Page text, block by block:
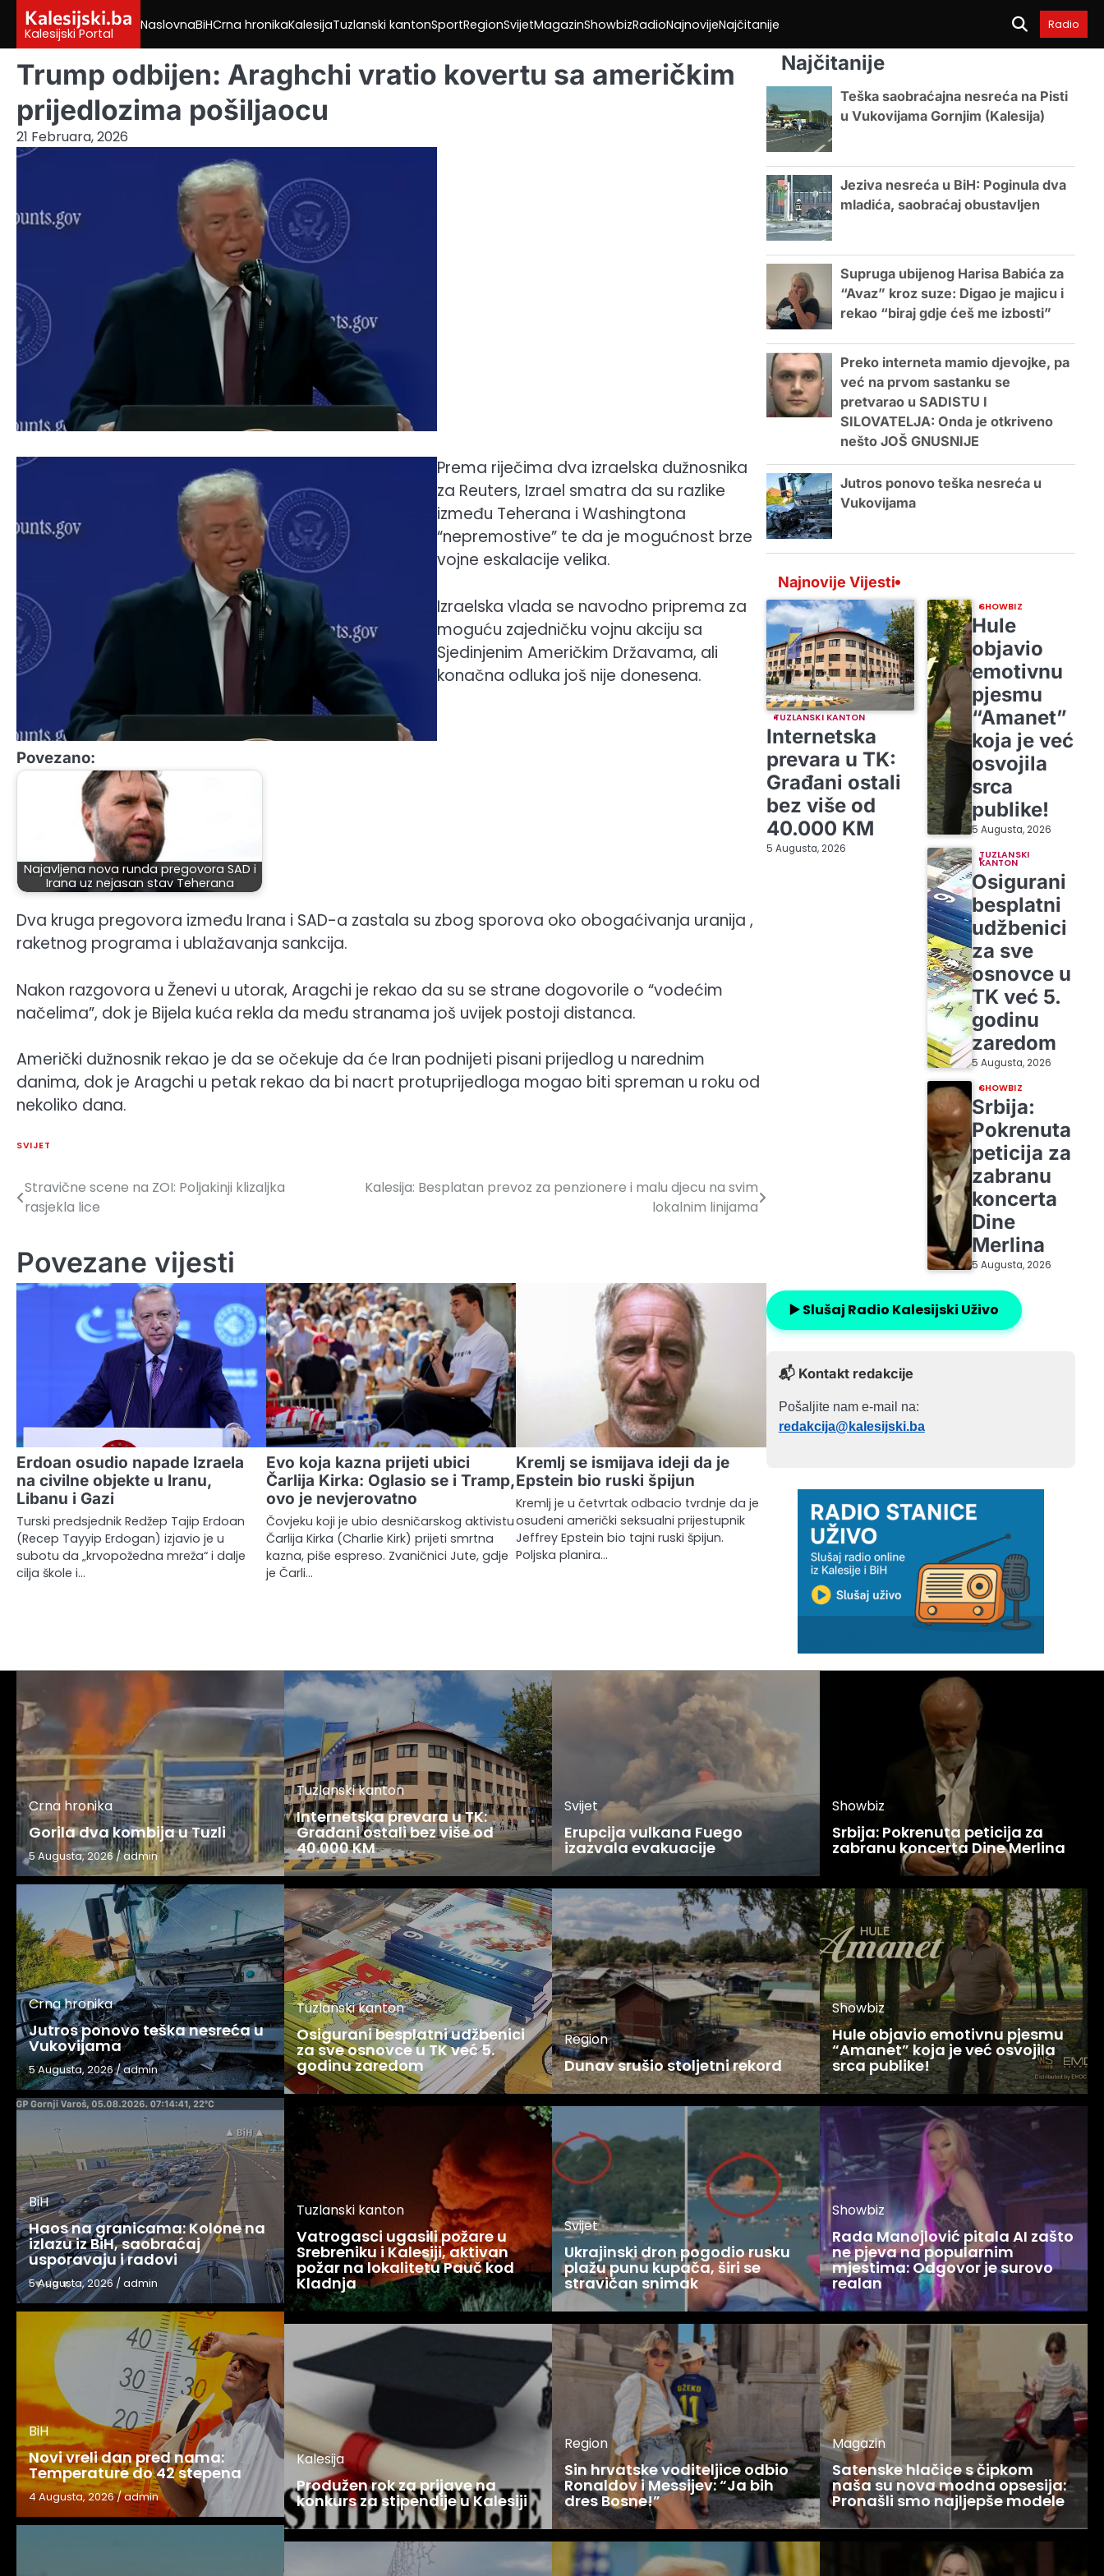
content
Kalesijski.ba
Kalesijski Portal
NaslovnaBiHCrna hronikaKalesijaTuzlanski kantonSportRegionSvijetMagazinShowbizRadioNajnovijeNajčitanije Radio
Trump odbijen: Araghchi vratio kovertu sa američkim
prijedlozima pošiljaocu
21 Februara, 2026
Prema riječima dva izraelska dužnosnika
za Reuters, Izrael smatra da su razlike
između Teherana i Washingtona
“nepremostive” te da je mogućnost brze
vojne eskalacije velika.
Izraelska vlada se navodno priprema za
moguću zajedničku vojnu akciju sa
Sjedinjenim Američkim Državama, ali
konačna odluka još nije donesena.
Povezano:
Najavljena nova runda pregovora SAD i
Irana uz nejasan stav Teherana
Dva kruga pregovora između Irana i SAD-a zastala su zbog sporova oko obogaćivanja uranija ,
raketnog programa i ublažavanja sankcija.
Nakon razgovora u Ženevi u utorak, Aragchi je rekao da su se strane dogovorile o “vodećim
načelima”, dok je Bijela kuća rekla da među stranama još uvijek postoji distanca.
Američki dužnosnik rekao je da se očekuje da će Iran podnijeti pisani prijedlog u narednim
danima, dok je Aragchi u petak rekao da bi nacrt protuprijedloga mogao biti spreman u roku od
nekoliko dana.
SVIJET
Navigacija
članaka
Stravične scene na ZOI: Poljakinji klizaljka
rasjekla lice
Kalesija: Besplatan prevoz za penzionere i malu djecu na svim
lokalnim linijama
Povezane vijesti
Erdoan osudio napade Izraela
na civilne objekte u Iranu,
Libanu i Gazi
Turski predsjednik Redžep Tajip Erdoan
(Recep Tayyip Erdogan) izjavio je u
subotu da „krvopožedna mreža“ i dalje
cilja škole i…
Evo koja kazna prijeti ubici
Čarlija Kirka: Oglasio se i Tramp,
ovo je nevjerovatno
Čovjeku koji je ubio desničarskog aktivistu
Čarlija Kirka (Charlie Kirk) prijeti smrtna
kazna, piše espreso. Zvaničnici Jute, gdje
je Čarli…
Kremlj se ismijava ideji da je
Epstein bio ruski špijun
Kremlj je u četvrtak odbacio tvrdnje da je
osuđeni američki seksualni prijestupnik
Jeffrey Epstein bio tajni ruski špijun.
Poljska planira…
Najčitanije
Teška saobraćajna nesreća na Pisti
u Vukovijama Gornjim (Kalesija)
Jeziva nesreća u BiH: Poginula dva
mladića, saobraćaj obustavljen
Supruga ubijenog Harisa Babića za
“Avaz” kroz suze: Digao je majicu i
rekao “biraj gdje ćeš me izbosti”
Preko interneta mamio djevojke, pa
već na prvom sastanku se
pretvarao u SADISTU I
SILOVATELJA: Onda je otkriveno
nešto JOŠ GNUSNIJE
Jutros ponovo teška nesreća u
Vukovijama
Najnovije Vijesti
TUZLANSKI KANTON
Internetska
prevara u TK:
Građani ostali
bez više od
40.000 KM
5 Augusta, 2026
SHOWBIZ
Hule
objavio
emotivnu
pjesmu
“Amanet”
koja je već
osvojila
srca
publike!
5 Augusta, 2026
TUZLANSKI
KANTON
Osigurani
besplatni
udžbenici
za sve
osnovce u
TK već 5.
godinu
zaredom
5 Augusta, 2026
SHOWBIZ
Srbija:
Pokrenuta
peticija za
zabranu
koncerta
Dine
Merlina
5 Augusta, 2026
▶️ Slušaj Radio Kalesijski Uživo
📬 Kontakt redakcije
Pošaljite nam e-mail na:
redakcija@kalesijski.ba
Crna hronika
Gorila dva kombija u Tuzli
5 Augusta, 2026/admin
Crna hronika
Jutros ponovo teška nesreća u
Vukovijama
5 Augusta, 2026/admin
BiH
Haos na granicama: Kolone na
izlazu iz BiH, saobraćaj
usporavaju i radovi
5 Augusta, 2026 /admin
BiH
Novi vreli dan pred nama:
Temperature do 42 stepena
4 Augusta, 2026/admin
Tuzlanski kanton
Internetska prevara u TK:
Građani ostali bez više od
40.000 KM
Tuzlanski kanton
Osigurani besplatni udžbenici
za sve osnovce u TK već 5.
godinu zaredom
Tuzlanski kanton
Vatrogasci ugasili požare u
Srebreniku i Kalesiji, aktivan
požar na lokalitetu Pauč kod
Kladnja
Kalesija
Produžen rok za prijave na
konkurs za stipendije u Kalesiji
Svijet
Erupcija vulkana Fuego
izazvala evakuacije
Region
Dunav srušio stoljetni rekord
Svijet
Ukrajinski dron pogodio rusku
plažu punu kupača, širi se
stravičan snimak
Region
Sin hrvatske voditeljice odbio
Ronaldov i Messijev: “Ja bih
dres Bosne!”
Showbiz
Srbija: Pokrenuta peticija za
zabranu koncerta Dine Merlina
Showbiz
Hule objavio emotivnu pjesmu
“Amanet” koja je već osvojila
srca publike!
Showbiz
Rada Manojlović pitala AI zašto
ne pjeva na popularnim
mjestima: Odgovor je surovo
realan
Magazin
Satenske hlačice s čipkom
naša su nova modna opsesija:
Pronašli smo najljepše modele